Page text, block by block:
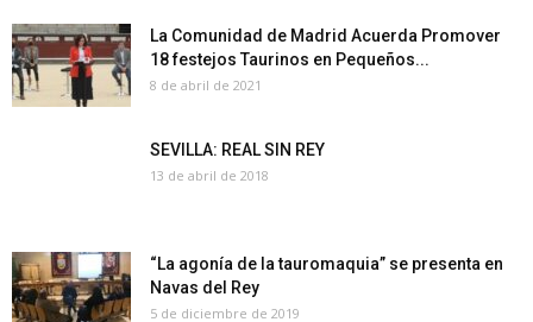
La Comunidad de Madrid Acuerda Promover
18 festejos Taurinos en Pequeños...
8 de abril de 2021
SEVILLA: REAL SIN REY
13 de abril de 2018
“La agonía de la tauromaquia” se presenta en
Navas del Rey
5 de diciembre de 2019